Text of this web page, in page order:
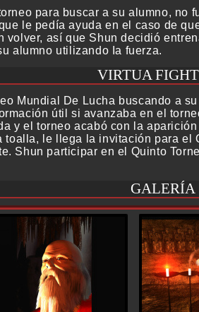
para buscar a su alumno, no
le pedía ayuda en el caso de
volver, así que Shun decidió
alumno utilizando Ia fuerza.
VIRTUA
Mundial De Lucha buscando a
útil si avanzaba en el
y el torneo acabó con la
toalla, le llega la invitación para el
Shun participar en el Quinto
GALERÍA